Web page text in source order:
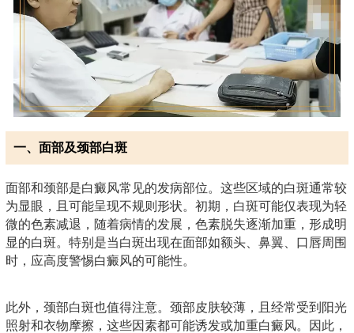
一、面部及颈部白斑
面部和颈部是白癜风常见的发病部位。这些区域的白斑通常较
为显眼，且可能呈现不规则形状。初期，白斑可能仅表现为轻
微的色素减退，随着病情的发展，色素脱失逐渐加重，形成明
显的白斑。特别是当白斑出现在面部如额头、鼻翼、口唇周围
时，应高度警惕白癜风的可能性。
此外，颈部白斑也值得注意。颈部皮肤较薄，且经常受到阳光
照射和衣物摩擦，这些因素都可能诱发或加重白癜风。因此，